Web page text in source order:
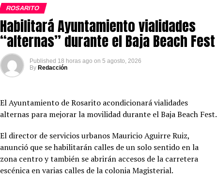
ROSARITO
Habilitará Ayuntamiento vialidades
“alternas” durante el Baja Beach Fest
Published 18 horas ago on 5 agosto, 2026
By Redacción
El Ayuntamiento de Rosarito acondicionará vialidades
alternas para mejorar la movilidad durante el Baja Beach Fest.
El director de servicios urbanos Mauricio Aguirre Ruiz,
anunció que se habilitarán calles de un solo sentido en la
zona centro y también se abrirán accesos de la carretera
escénica en varias calles de la colonia Magisterial.